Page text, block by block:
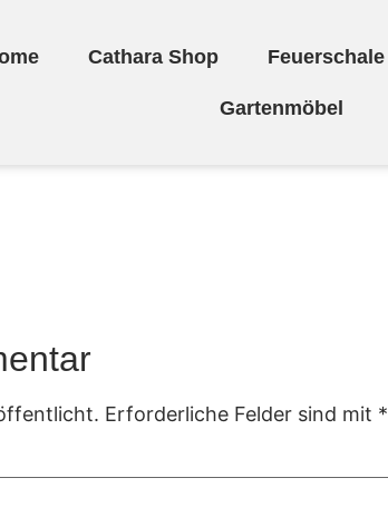
Cathara Shop Feuerschale
Gartenmöbel
Erforderliche Felder sind mit *